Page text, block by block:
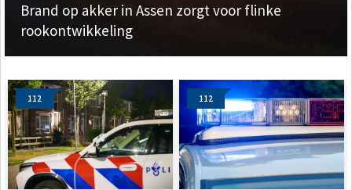
Brand op akker in Assen zorgt voor flinke
rookontwikkeling
112 112